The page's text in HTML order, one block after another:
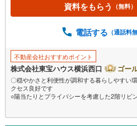
資料をもらう （無料）
電話する （通話料
不動産会社おすすめポイント
株式会社東宝ハウス横浜西口 ゴー
〇穏やかさと利便性が調和する暮らしやすい
クセス良好です
○陽当たりとプライバシーを考慮した2階リビ
○暮らしに寄り添った充実の設備・仕様で彩
当店で物件を成約するとPayPayボーナスライ